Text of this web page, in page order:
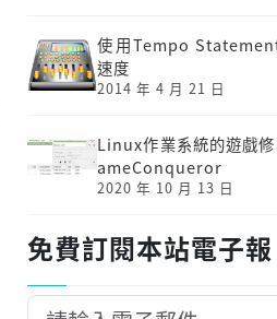
使用Tempo
速度
2014 年 4 月 21 日
Linux作業系統的遊戲
ameConqueror
2020 年 10 月 13 日
免費訂閱本站電子報